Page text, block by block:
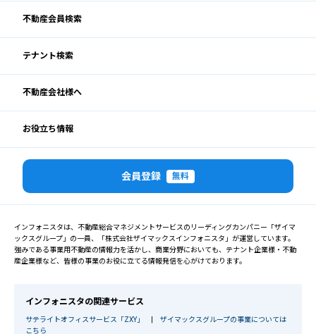
不動産会員検索
テナント検索
不動産会社様へ
お役立ち情報
会員登録 無料
インフォニスタは、不動産総合マネジメントサービスのリーディングカンパニー「ザイマ
ックスグループ」の一員、「株式会社ザイマックスインフォニスタ」が運営しています。
強みである事業用不動産の情報力を活かし、商業分野においても、テナント企業様・不動
産企業様など、皆様の事業のお役に立てる情報発信を心がけております。
インフォニスタの関連サービス
サテライトオフィスサービス「ZXY」
ザイマックスグループの事業については
こちら